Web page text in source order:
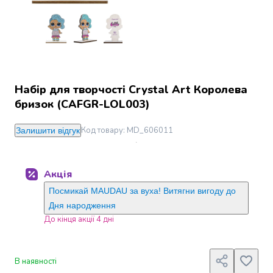
Джин
Ром
Текіла
і
наливки
Настоянки,
бальзами,
біттери
алкоголь
Слабоалкогольні
напої
меди
Набір для творчості Crystal Art Королева
бризок (CAFGR-LOL003)
Залишити відгукКод товару: MD_606011
Акція
Посмикай MAUDAU за вуха! Витягни вигоду до
Дня народження
До кінця акції 4 дні
В наявності